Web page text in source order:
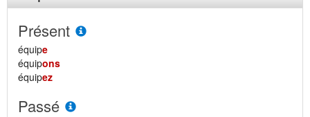
Présent
équipe
équipons
équipez
Passé